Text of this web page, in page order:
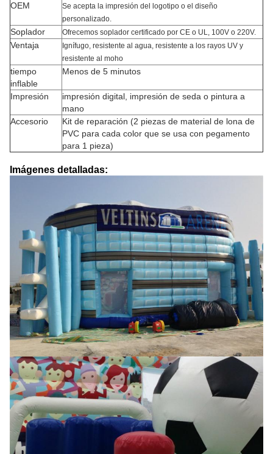
OEM
Se acepta la impresión del logotipo o el diseño
personalizado.
Soplador Ofrecemos soplador certificado por CE o UL, 100V o 220V.
Ventaja
Ignífugo, resistente al agua, resistente a los rayos UV y
resistente al moho
tiempo
inflable
Menos de 5 minutos
Impresión
impresión digital, impresión de seda o pintura a
mano
Accesorio
Kit de reparación (2 piezas de material de lona de
PVC para cada color que se usa con pegamento
para 1 pieza)
Imágenes detalladas: